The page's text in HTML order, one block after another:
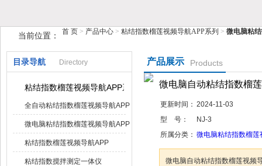
鹤壁市榴莲视频在线观看APP仪器仪表有限公司
当前位置： 首 页 > 产品中心 > 粘结指数榴莲视频导航APP系列 > 微电脑粘
目录导航 Directory
粘结指数榴莲视频导航APP系列
全自动粘结指数榴莲视频导航APP
微电脑粘结指数榴莲视频导航APP
粘结指数榴莲视频导航APP
粘结指数搅拌测定一体仪
产品展示 Products
微电脑自动粘结指数榴
更新时间： 2024-11-03
型 号：
NJ-3
所属分类： 微电脑粘结指数榴莲
微电脑自动粘结指数榴莲视频